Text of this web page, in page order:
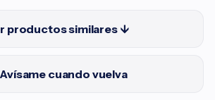
productos similares ↓
Avísame cuando vuelva